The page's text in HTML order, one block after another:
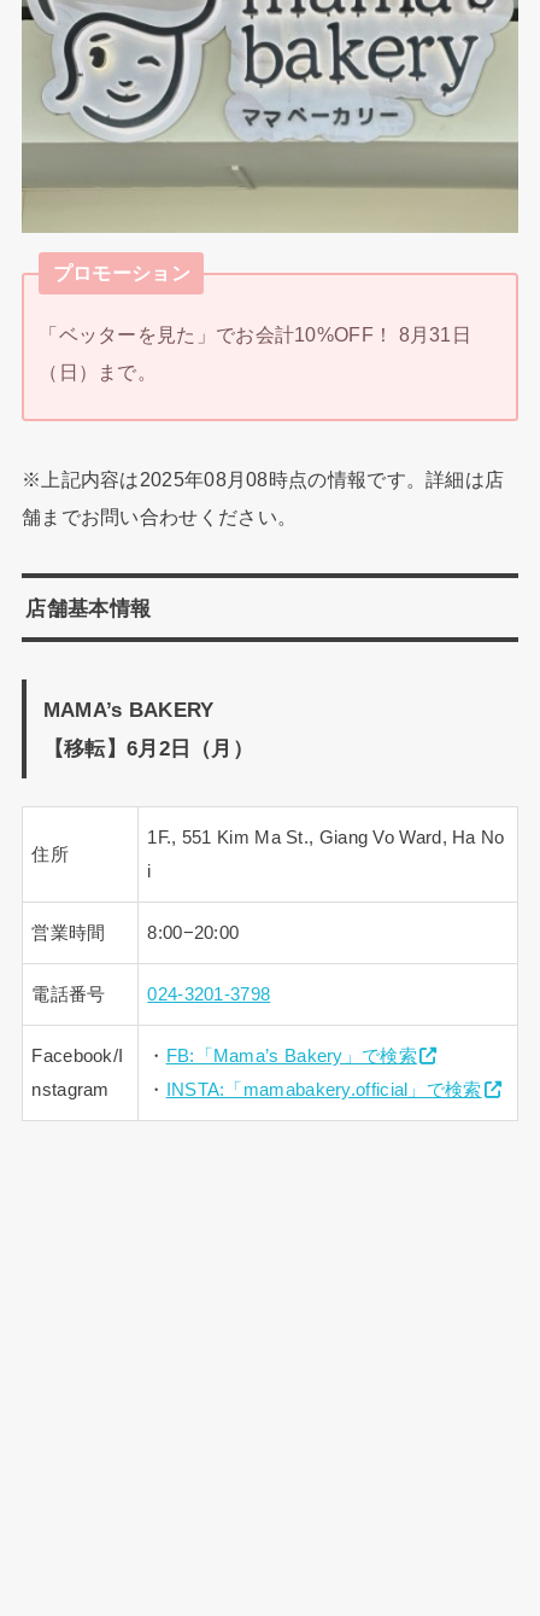
プロモーション
「ベッターを見た」でお会計10%OFF！ 8月31日
（日）まで。
※上記内容は2025年08月08時点の情報です。詳細は店
舗までお問い合わせください。
店舗基本情報
MAMA’s BAKERY
【移転】6月2日（月）
住所
1F., 551 Kim Ma St., Giang Vo Ward, Ha No
i
営業時間 8:00−20:00
電話番号 024-3201-3798
Facebook/I
nstagram
・ FB:「Mama’s Bakery」で検索
・
INSTA:「mamabakery.official」で検索